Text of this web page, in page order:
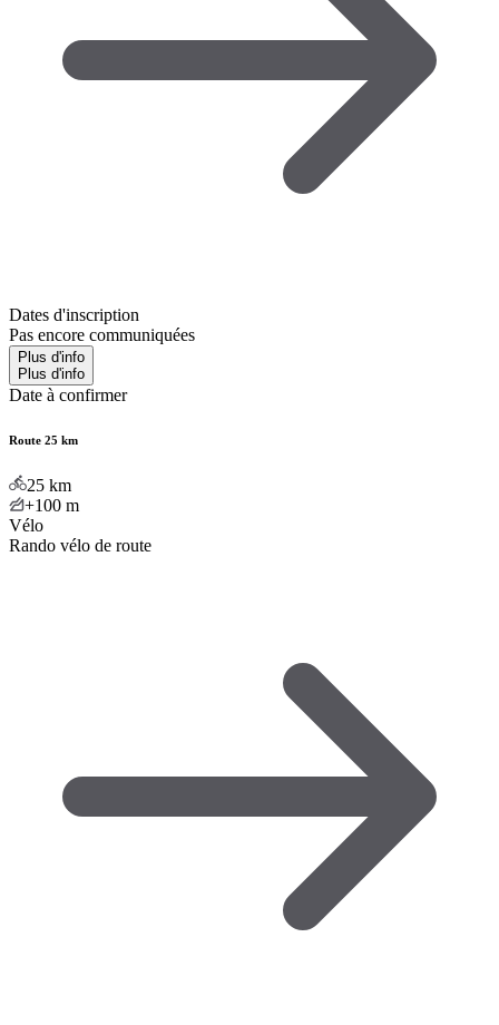
Dates d'inscription
Pas encore communiquées
Plus d'info
Plus d'info
Date à confirmer
Route 25 km
25 km
+100 m
Vélo
Rando vélo de route